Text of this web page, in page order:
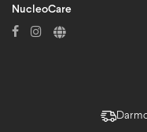
NucleoCare